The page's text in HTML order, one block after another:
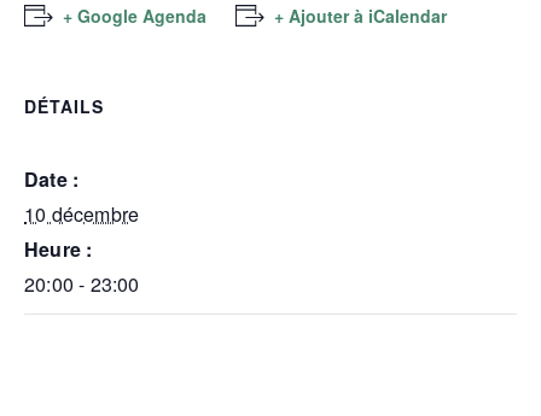
+ Google Agenda + Ajouter à iCalendar
DÉTAILS
Date :
10 décembre
Heure :
20:00 - 23:00